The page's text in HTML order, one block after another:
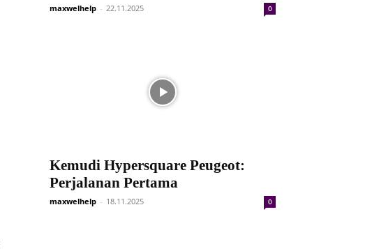
maxwelhelp - 22.11.2025 0
Kemudi Hypersquare Peugeot:
Perjalanan Pertama
maxwelhelp - 18.11.2025 0